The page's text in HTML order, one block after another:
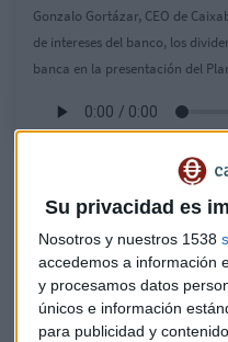
Su privacidad es
Nosotros y nuestros 1538
accedemos a información
y procesamos datos
únicos e información
para publicidad y
Gonzalo Gortázar, CEO de
de intereses del banco, los
banca en la presentación del
espera la
hasta 2027y señala que
negocio de productos
segmento de edad delbaby
bancono contemplapor
entidades, ni en España ni
pueda transformar en